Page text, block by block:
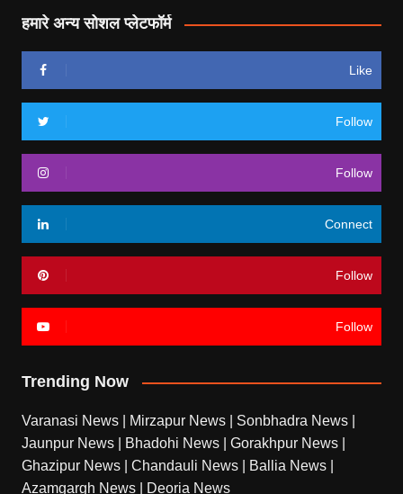
हमारे अन्य सोशल प्लेटफॉर्म
Like
Follow
Follow
Connect
Follow
Follow
Trending Now
Varanasi News Mirzapur News Sonbhadra News
Jaunpur News
Bhadohi News Gorakhpur News
Ghazipur News
Chandauli News Ballia News
Azamgargh News
Deoria News